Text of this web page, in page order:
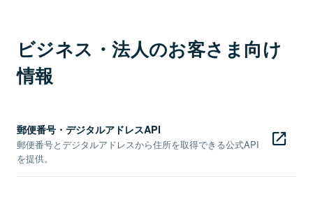
ビジネス・法人のお客さま向け
情報
郵便番号・デジタルアドレスAPI
郵便番号とデジタルアドレスから住所を取得できる公式API
を提供。